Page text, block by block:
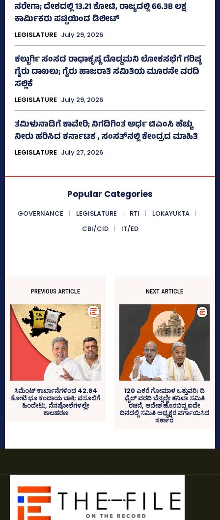
ನರೇಗಾ; ದೇಶದಲ್ಲಿ 13.21 ಕೋಟಿ, ರಾಜ್ಯದಲ್ಲಿ 66.38 ಲಕ್ಷ
ಕಾರ್ಮಿಕರು ಪಟ್ಟಿಯಿಂದ ಡಿಲೀಟ್
LEGISLATURE July 29, 2026
ಕಲ್ಬುರ್ಗಿ ಸಂಸದ ರಾಧಾಕೃಷ್ಣ ದೊಡ್ಡಮನಿ ಲೋಕಸಭೆಗೆ ಗರಿಷ್ಠ
ಗೈರು ದಾಖಲು; ಗೈರು ಹಾಜರಾತಿ ಸಮಿತಿಯ ಮೂರನೇ ವರದಿ
ಸಲ್ಲಿಕೆ
LEGISLATURE July 29, 2026
ತಮಿಳುನಾಡಿಗೆ ಕಾವೇರಿ; ನಿಗದಿಗಿಂತ ಅರ್ಧ ಟಿಎಂಸಿ ಹೆಚ್ಚು
ನೀರು ಹರಿಸಿದ ಕರ್ನಾಟಕ , ಸಂಸತ್‌ನಲ್ಲಿ ಕೇಂದ್ರದ ಮಾಹಿತಿ
LEGISLATURE July 27, 2026
Popular Categories
GOVERNANCE LEGISLATURE RTI
LOKAYUKTA
CBI/CID
IT/ED
PREVIOUS ARTICLE
ಸಿಮೆಂಟ್‌ ಕಾರ್ಖಾನೆಗಳಿಂದ 42.84
ಕೋಟಿ ಭೂ ಕಂದಾಯ ಬಾಕಿ; ವಸೂಲಿಗೆ
ಹಿಂದೇಟು, ನೆನಪೋಲೆಗಳಲ್ಲೇ
ಕಾಲಹರಣ
NEXT ARTICLE
120 ಎಕರೆ ಗೋಮಾಳ ಒತ್ತುವರಿ; ದಿ
ಫೈಲ್ ವರದಿ ಬೆನ್ನಲ್ಲೇ ತನಿಖಾ ಸಮಿತಿ
ರಚನೆ, ಆದೇಶ ಹೊರಬಿದ್ದ ಐದೇ
ದಿನದಲ್ಲಿ ಸಮಿತಿ ಅಧ್ಯಕ್ಷರ ವರ್ಗಾಯಿಸಿದ
ಸರ್ಕಾರ